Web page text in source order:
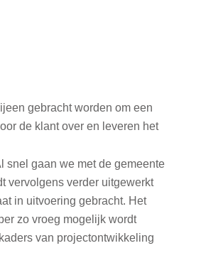
gebracht worden om een
de klant over en leveren het
snel gaan we met de gemeente
vervolgens verder uitgewerkt
in uitvoering gebracht. Het
zo vroeg mogelijk wordt
van projectontwikkeling